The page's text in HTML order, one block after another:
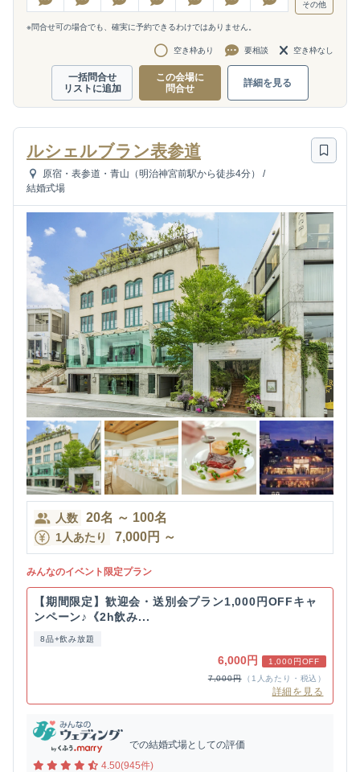
その他
※問合せ可の場合でも、確実に予約できるわけではありません。
空き枠あり 要相談 空き枠なし
一括問合せ
リストに追加
この会場に
問合せ
詳細を見る
ルシェルブラン表参道
原宿・表参道・青山（明治神宮前駅から徒歩4分）
/
結婚式場
人数 20名 ～ 100名
1人あたり 7,000円 ～
みんなのイベント限定プラン
【期間限定】歓迎会・送別会プラン1,000円OFFキャ
ンペーン♪《2h飲み...
8品+飲み放題
6,000円
1,000円OFF
7,000円
（1人あたり・税込）
詳細を見る
での結婚式場としての評価
4.50(945件)